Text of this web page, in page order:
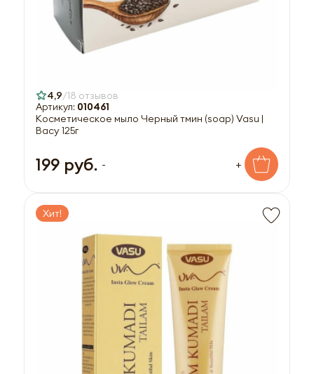
4,9 18 отзывов
Артикул: 010461
Косметическое мыло Черный тмин (soap) Vasu |
Васу 125г
199 руб. - +
Хит!